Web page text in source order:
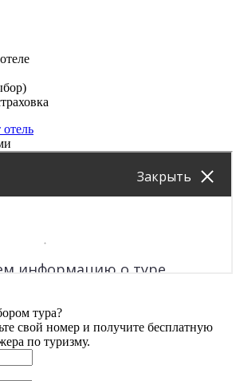
тура?
свой номер и получите бесплатную
по туризму.